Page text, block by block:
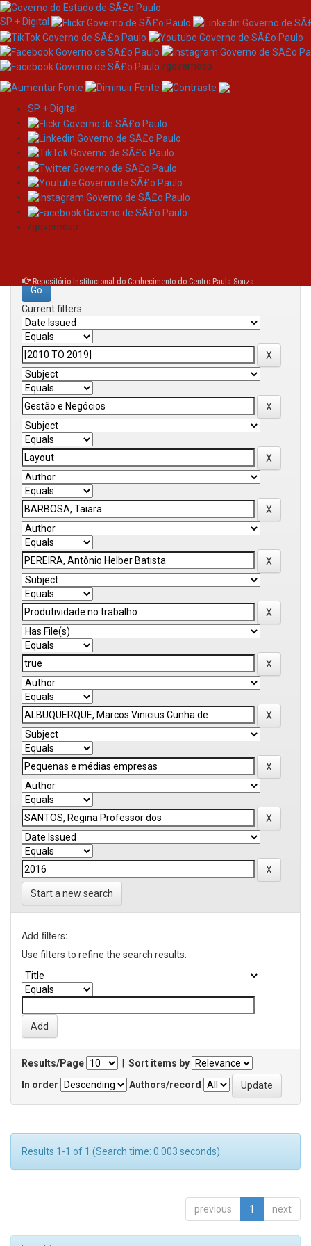
Skip
navigation
SP + Digital
/governosp
SP + Digital
/governosp
Repositório Institucional do Conhecimento do Centro Paula Souza
Search
Search:
Current filters:
Start a new search
Add filters:
Use filters to refine the search results.
Results/Page
Sort items by
In order
Authors/record
Results 1-1 of 1 (Search time: 0.003 seconds).
previous 1 next